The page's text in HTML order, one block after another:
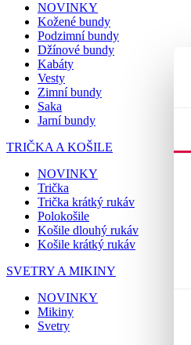
NOVINKY
Kožené bundy
Podzimní bundy
Džínové bundy
Kabáty
Vesty
Zimní bundy
Saka
Jarní bundy
TRIČKA A KOŠILE
NOVINKY
Trička
Trička krátký rukáv
Polokošile
Košile dlouhý rukáv
Košile krátký rukáv
SVETRY A MIKINY
NOVINKY
Mikiny
Svetry